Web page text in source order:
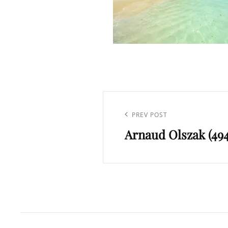
l’article
Previous
Post
PREV POST
Arnaud Olszak